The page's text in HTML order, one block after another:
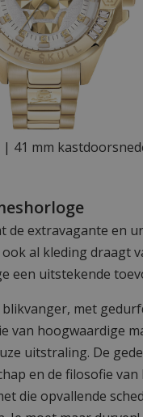
41 mm
de extravagante en
al kleding draagt
een uitstekende
met
van hoogwaardige
uitstraling. De
en de filosofie
die opvallende